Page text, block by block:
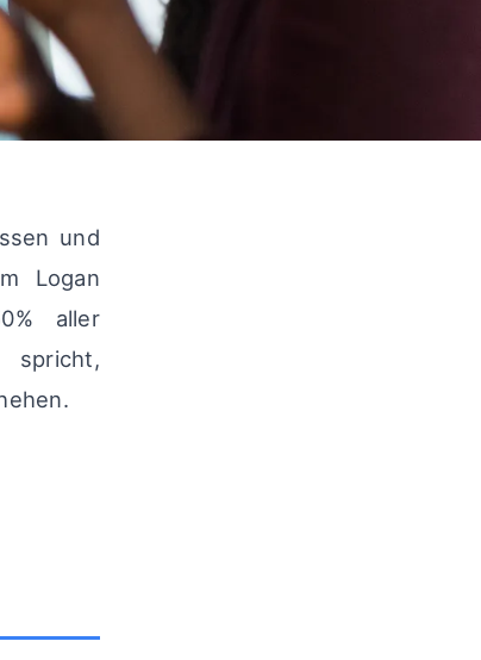
und
Logan
aller
spricht,